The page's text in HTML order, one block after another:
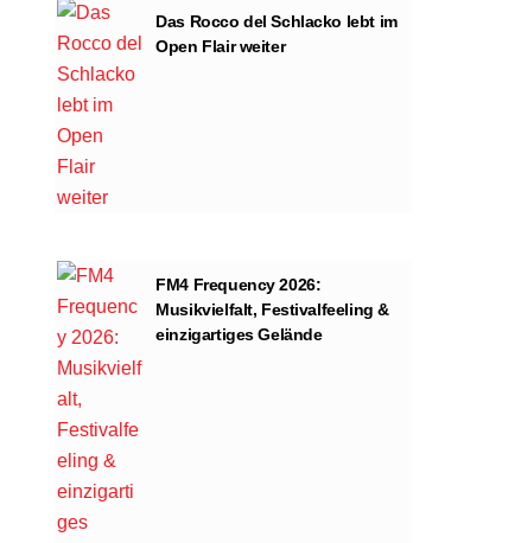
Das Rocco del Schlacko lebt im
Open Flair weiter
FM4 Frequency 2026:
Musikvielfalt, Festivalfeeling &
einzigartiges Gelände